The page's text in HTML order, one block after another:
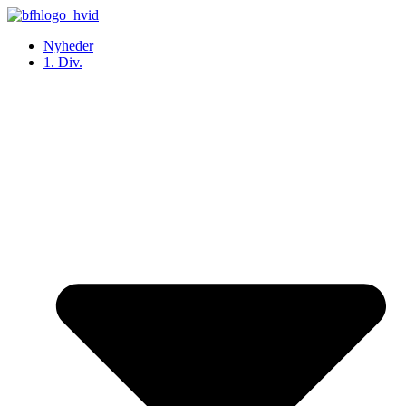
Videre
indholdNyheder
1. Div.